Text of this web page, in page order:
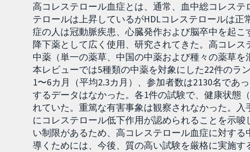
高コレステロール血症とは、通常、血中総コレス
テロールは上昇しているがHDLコレステロールは
症の人は冠動脈疾患、心臓発作および脳卒中を起
降下薬として広く使用、研究されてきた。高コレ
中薬（単一の薬草、中国の中薬および種々の薬草を
本レビューでは5種類の中薬を対象にした22件のラ
1〜6カ月（平均2.3カ月）、参加者数は2130名であ
するデータはなかった。各1件の試験で、健康状態
れていた。重篤な有害事象は観察されなかった。
にコレステロール低下作用が認められることを示
い制限があるため、高コレステロール血症に対す
導くためには、今後、質の高い試験を厳格に実施す